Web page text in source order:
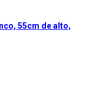
55cm de alto,